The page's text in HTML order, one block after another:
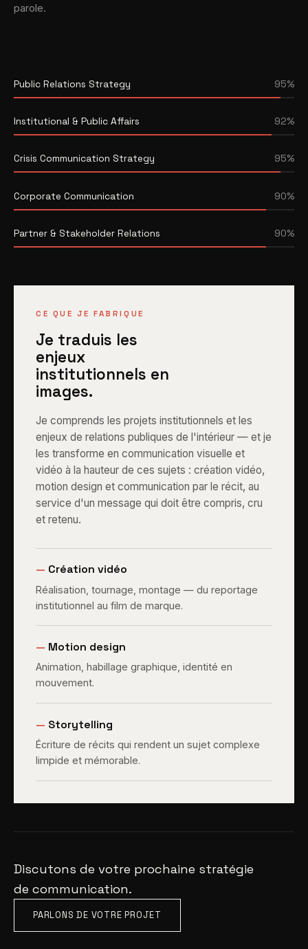
parole.
Public Relations Strategy 95%
Institutional & Public Affairs 92%
Crisis Communication Strategy 95%
Corporate Communication 90%
Partner & Stakeholder Relations 90%
CE QUE JE FABRIQUE
Je traduis les
enjeux
institutionnels en
images.
Je comprends les projets institutionnels et les
enjeux de relations publiques de l'intérieur — et je
les transforme en communication visuelle et
vidéo à la hauteur de ces sujets : création vidéo,
motion design et communication par le récit, au
service d'un message qui doit être compris, cru
et retenu.
— Création vidéo
Réalisation, tournage, montage — du reportage
institutionnel au film de marque.
— Motion design
Animation, habillage graphique, identité en
mouvement.
— Storytelling
Écriture de récits qui rendent un sujet complexe
limpide et mémorable.
Discutons de votre prochaine stratégie
de communication.
PARLONS DE VOTRE PROJET